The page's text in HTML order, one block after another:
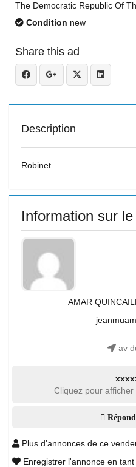
The Democratic Republic Of
Condition new
Share this ad
Description
Robinet
Information sur
AMAR
av
Cliquez pour
Plus d'annonces de ce
Enregistrer l'annonce en